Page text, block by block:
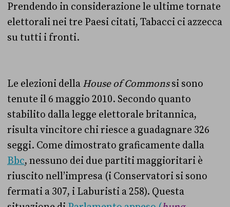
Prendendo in considerazione le ultime tornate
elettorali nei tre Paesi citati, Tabacci ci azzecca
su tutti i fronti.
Le elezioni della House of Commonssi sono
tenute il 6 maggio 2010. Secondo quanto
stabilito dalla legge elettorale britannica,
risulta vincitore chi riesce a guadagnare 326
seggi. Come dimostrato graficamente dalla
Bbc, nessuno dei due partiti maggioritari è
riuscito nell’impresa (i Conservatori si sono
fermati a 307, i Laburisti a 258). Questa